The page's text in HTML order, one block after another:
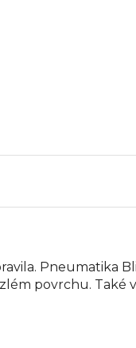
Pneumatika
povrchu. Také